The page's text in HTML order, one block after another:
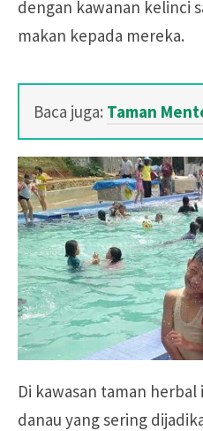
dengan kawanan kelinci
makan kepada mereka.
Baca juga: Taman
Di kawasan taman herbal
danau yang sering